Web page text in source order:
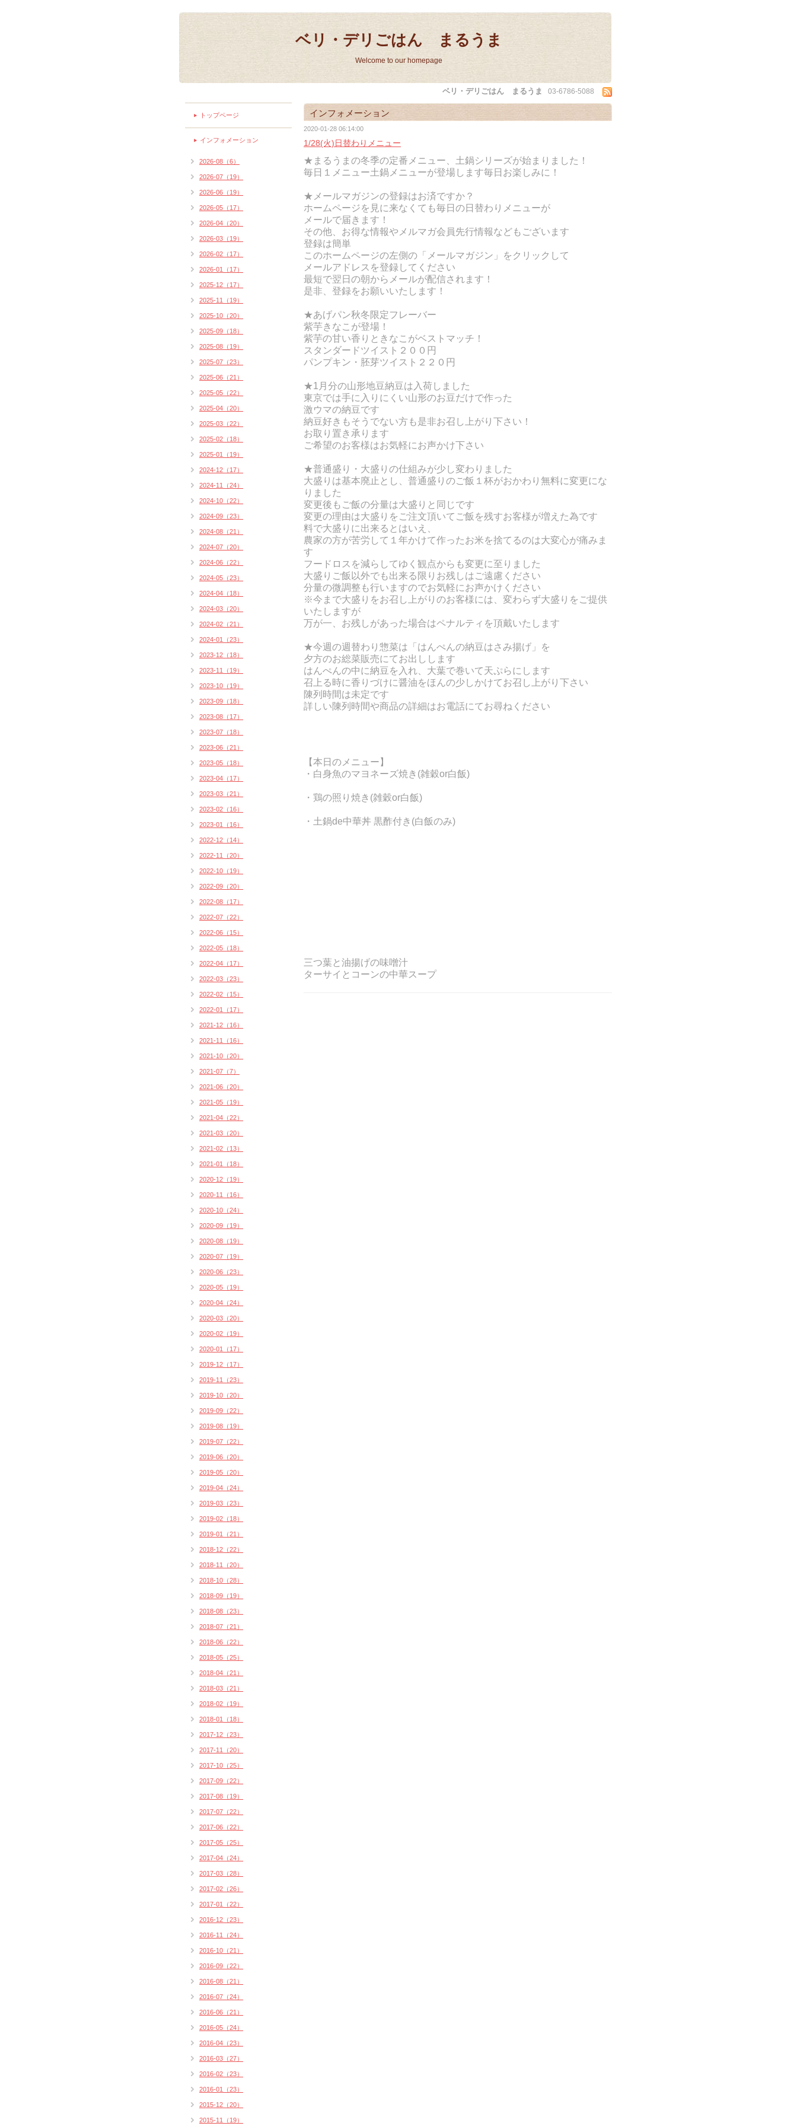
ベリ・デリごはん まるうま
Welcome to our homepage
ベリ・デリごはん まるうま 03-6786-5088
インフォメーション
2020-01-28 06:14:00
1/28(火)日替わりメニュー
★まるうまの冬季の定番メニュー、土鍋シリーズが始まりました！
毎日１メニュー土鍋メニューが登場します毎日お楽しみに！
★メールマガジンの登録はお済ですか？
ホームページを見に来なくても毎日の日替わりメニューが
メールで届きます！
その他、お得な情報やメルマガ会員先行情報などもございます
登録は簡単
このホームページの左側の「メールマガジン」をクリックして
メールアドレスを登録してください
最短で翌日の朝からメールが配信されます！
是非、登録をお願いいたします！
★あげパン秋冬限定フレーバー
紫芋きなこが登場！
紫芋の甘い香りときなこがベストマッチ！
スタンダードツイスト２００円
パンプキン・胚芽ツイスト２２０円
★1月分の山形地豆納豆は入荷しました
東京では手に入りにくい山形のお豆だけで作った
激ウマの納豆です
納豆好きもそうでない方も是非お召し上がり下さい！
お取り置き 承ります
ご希望のお客様はお気軽にお声かけ下さい
★普通盛り・大盛りの仕組みが少し変わりました
大盛りは基本廃止とし、普通盛りのご飯１杯がおかわり無料に変更にな
りました
変更後もご飯の分量は大盛りと同じです
変更の理由は大盛りをご注文頂いてご飯を残すお客様が増えた為です
料で大盛りに出来るとはいえ、
農家の方が苦労して１年かけて作ったお米を捨てるのは大変心が痛みま
す
フードロスを減らしてゆく観点からも変更に至りました
大盛りご飯以外でも出来る限りお残しはご遠慮ください
分量の微調整も行いますのでお気軽にお声かけください
※今まで大盛りをお召し上がりのお客様には、変わらず大盛りをご提供
いたしますが
万が一、お残しがあった場合はペナルティを頂戴いたします
★今週の週替わり惣菜は「はんぺんの納豆はさみ揚げ」を
夕方のお総菜販売にてお出しします
はんぺんの中に納豆を入れ、大葉で巻いて天ぷらにします
召上る時に香りづけに醤油をほんの少しかけてお召し上がり下さい
陳列時間は未定です
詳しい陳列時間や商品の詳細はお電話にてお尋ねください
【本日のメニュー】
・白身魚のマヨネーズ焼き (雑穀or白飯)
・鶏の照り焼き (雑穀or白飯)
・土鍋de中華丼 黒酢付き(白飯のみ)
三つ葉 と油揚げの味噌汁
ターサイとコーンの中華スープ
トップページ
インフォメーション
2026-08（6）
2026-07（19）
2026-06（19）
2026-05（17）
2026-04（20）
2026-03（19）
2026-02（17）
2026-01（17）
2025-12（17）
2025-11（19）
2025-10（20）
2025-09（18）
2025-08（19）
2025-07（23）
2025-06（21）
2025-05（22）
2025-04（20）
2025-03（22）
2025-02（18）
2025-01（19）
2024-12（17）
2024-11（24）
2024-10（22）
2024-09（23）
2024-08（21）
2024-07（20）
2024-06（22）
2024-05（23）
2024-04（18）
2024-03（20）
2024-02（21）
2024-01（23）
2023-12（18）
2023-11（19）
2023-10（19）
2023-09（18）
2023-08（17）
2023-07（18）
2023-06（21）
2023-05（18）
2023-04（17）
2023-03（21）
2023-02（16）
2023-01（16）
2022-12（14）
2022-11（20）
2022-10（19）
2022-09（20）
2022-08（17）
2022-07（22）
2022-06（15）
2022-05（18）
2022-04（17）
2022-03（23）
2022-02（15）
2022-01（17）
2021-12（16）
2021-11（16）
2021-10（20）
2021-07（7）
2021-06（20）
2021-05（19）
2021-04（22）
2021-03（20）
2021-02（13）
2021-01（18）
2020-12（19）
2020-11（16）
2020-10（24）
2020-09（19）
2020-08（19）
2020-07（19）
2020-06（23）
2020-05（19）
2020-04（24）
2020-03（20）
2020-02（19）
2020-01（17）
2019-12（17）
2019-11（23）
2019-10（20）
2019-09（22）
2019-08（19）
2019-07（22）
2019-06（20）
2019-05（20）
2019-04（24）
2019-03（23）
2019-02（18）
2019-01（21）
2018-12（22）
2018-11（20）
2018-10（28）
2018-09（19）
2018-08（23）
2018-07（21）
2018-06（22）
2018-05（25）
2018-04（21）
2018-03（21）
2018-02（19）
2018-01（18）
2017-12（23）
2017-11（20）
2017-10（25）
2017-09（22）
2017-08（19）
2017-07（22）
2017-06（22）
2017-05（25）
2017-04（24）
2017-03（28）
2017-02（26）
2017-01（22）
2016-12（23）
2016-11（24）
2016-10（21）
2016-09（22）
2016-08（21）
2016-07（24）
2016-06（21）
2016-05（24）
2016-04（23）
2016-03（27）
2016-02（23）
2016-01（23）
2015-12（20）
2015-11（19）